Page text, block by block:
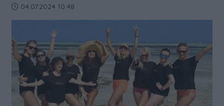
Data dodania artykułu:
04.07.2024 10:48